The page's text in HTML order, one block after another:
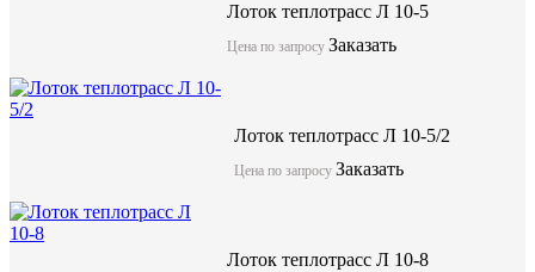
Лоток теплотрасс Л 10-5
Цена по запросу Заказать
Лоток теплотрасс Л 10-5/2
Цена по запросу Заказать
Лоток теплотрасс Л 10-8